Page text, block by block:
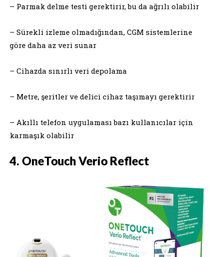
– Parmak delme testi gerektirir, bu da ağrılı olabilir
– Sürekli izleme olmadığından, CGM sistemlerine
göre daha az veri sunar
– Cihazda sınırlı veri depolama
– Metre, şeritler ve delici cihaz taşımayı gerektirir
– Akıllı telefon uygulaması bazı kullanıcılar için
karmaşık olabilir
4. OneTouch Verio Reflect